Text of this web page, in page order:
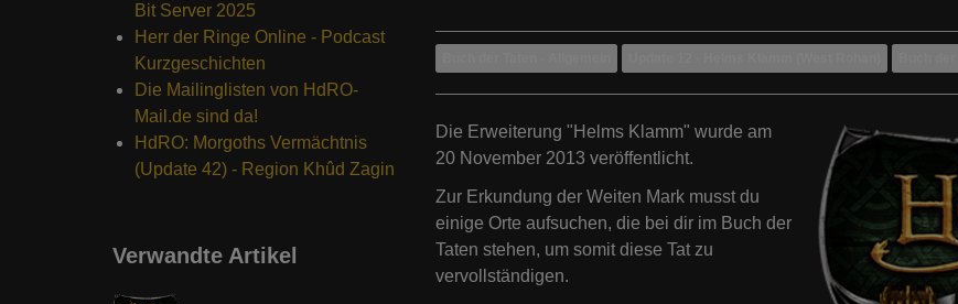
Die Erweiterung "Helms Klamm" wurde am
20 November 2013 veröffentlicht.
Zur Erkundung der Weiten Mark musst du
einige Orte aufsuchen, die bei dir im Buch der
Taten stehen, um somit diese Tat zu
vervollständigen.
Bit Server 2025
Herr der Ringe Online - Podcast
Kurzgeschichten
Die Mailinglisten von HdRO-
Mail.de sind da!
HdRO: Morgoths Vermächtnis
(Update 42) - Region Khûd Zagin
Verwandte Artikel